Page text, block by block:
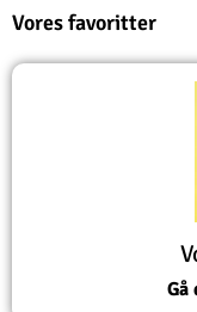
Vores favoritter